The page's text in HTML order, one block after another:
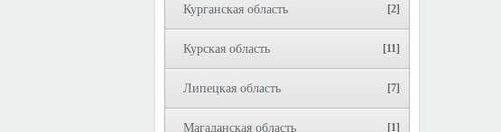
Курганская область [2]
Курская область [11]
Липецкая область [7]
Магаданская область [1]